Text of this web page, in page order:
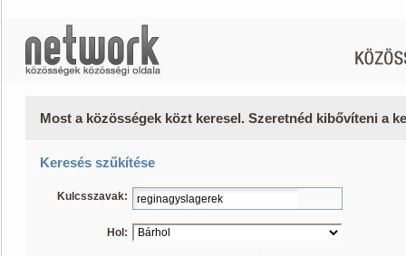
Most a közösségek közt keresel. Szeretnéd kibővíteni a
Keresés szűkítése
Kulcsszavak:
Hol: